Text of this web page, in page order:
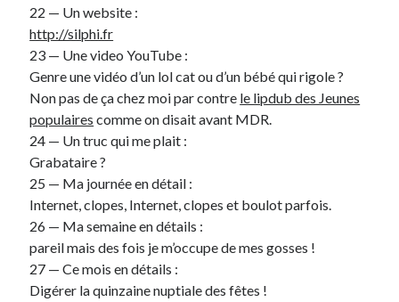
22 — Un website :
http://silphi.fr
23 — Une video YouTube :
Genre une vidéo d’un lol cat ou d’un bébé qui rigole ?
Non pas de ça chez moi par contre le lipdub des Jeunes
populaires comme on disait avant MDR.
24 — Un truc qui me plait :
Grabataire ?
25 — Ma journée en détail :
Internet, clopes, Internet, clopes et boulot parfois.
26 — Ma semaine en détails :
pareil mais des fois je m’occupe de mes gosses !
27 — Ce mois en détails :
Digérer la quinzaine nuptiale des fêtes !